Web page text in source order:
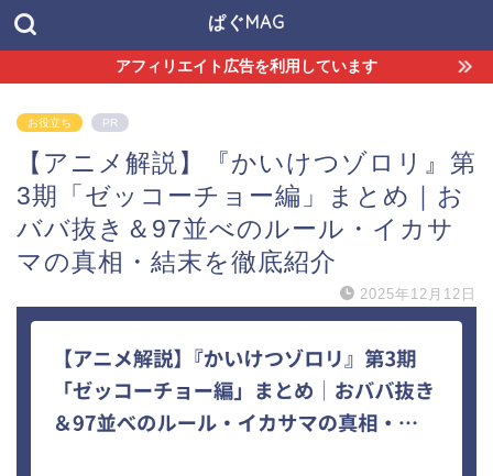
ぱぐMAG
アフィリエイト広告を利用しています
お役立ち PR
【アニメ解説】『かいけつゾロリ』第
3期「ゼッコーチョー編」まとめ｜お
ババ抜き＆97並べのルール・イカサ
マの真相・結末を徹底紹介
2025年12月12日